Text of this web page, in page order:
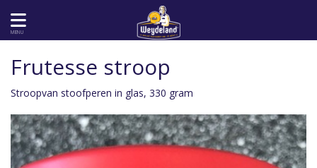
MENU
Frutesse stroop
Stroopvan stoofperen in glas, 330 gram